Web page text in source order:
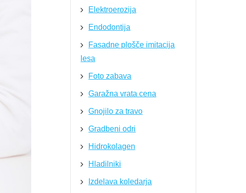
Elektroerozija
Endodontija
Fasadne plošče imitacija
lesa
Foto zabava
Garažna vrata cena
Gnojilo za travo
Gradbeni odri
Hidrokolagen
Hladilniki
Izdelava koledarja